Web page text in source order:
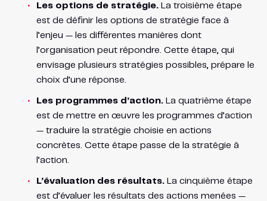
Les options de stratégie.La troisième étape
est de définir les options de stratégie face à
l’enjeu — les différentes manières dont
l’organisation peut répondre. Cette étape, qui
envisage plusieurs stratégies possibles, prépare le
choix d’une réponse.
Les programmes d’action.La quatrième étape
est de mettre en œuvre les programmes d’action
— traduire la stratégie choisie en actions
concrètes. Cette étape passe de la stratégie à
l’action.
L’évaluation des résultats.La cinquième étape
est d’évaluer les résultats des actions menées —